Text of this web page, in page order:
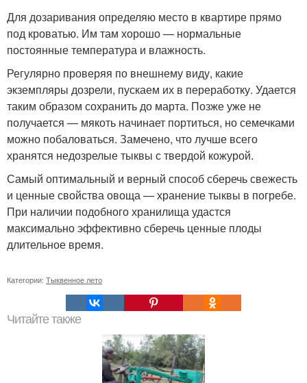
Для дозаривания определяю место в квартире прямо
под кроватью. Им там хорошо — нормальные
постоянные температура и влажность.
Регулярно проверяя по внешнему виду, какие
экземпляры дозрели, пускаем их в переработку. Удается
таким образом сохранить до марта. Позже уже не
получается — мякоть начинает портиться, но семечками
можно побаловаться. Замечено, что лучше всего
хранятся недозрелые тыквы с твердой кожурой.
Самый оптимальный и верный способ сберечь свежесть
и ценные свойства овоща — хранение тыквы в погребе.
При наличии подобного хранилища удастся
максимально эффективно сберечь ценные плоды
длительное время.
Категории: Тыквенное лето
Читайте также